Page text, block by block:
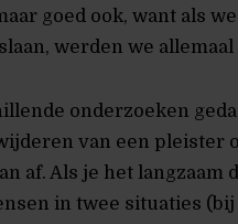
goed ook, want als
werden we allemaal
onderzoeken
van een pleister
af. Als je het langzaam
in twee situaties